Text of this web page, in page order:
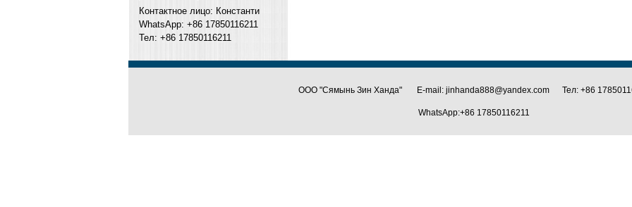
Контактное лицо: Константи
WhatsApp: +86 17850116211
Тел: +86 17850116211
ООО "Сямынь Зин Ханда" E-mail: jinhanda888@yandex.com Тел: +86
WhatsApp:+86 17850116211